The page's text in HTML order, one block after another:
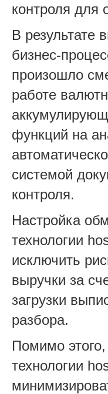
контроля для
В результате
бизнес-
произошло
работе
функций на
системой
контроля.
Настройка
технологии
исключить
выручки за
загрузки
разбора.
Помимо
технологии